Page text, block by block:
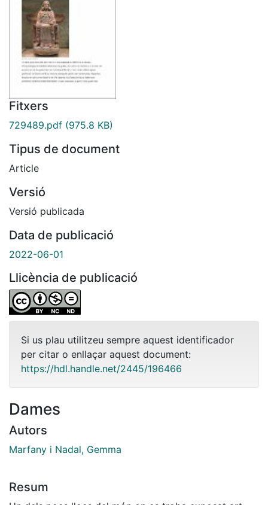
Fitxers
729489.pdf (975.8 KB)
Tipus de document
Article
Versió
Versió publicada
Data de publicació
2022-06-01
Llicència de publicació
Si us plau utilitzeu sempre aquest identificador
per citar o enllaçar aquest document:
https://hdl.handle.net/2445/196466
Dames
Autors
Marfany i Nadal, Gemma
Resum